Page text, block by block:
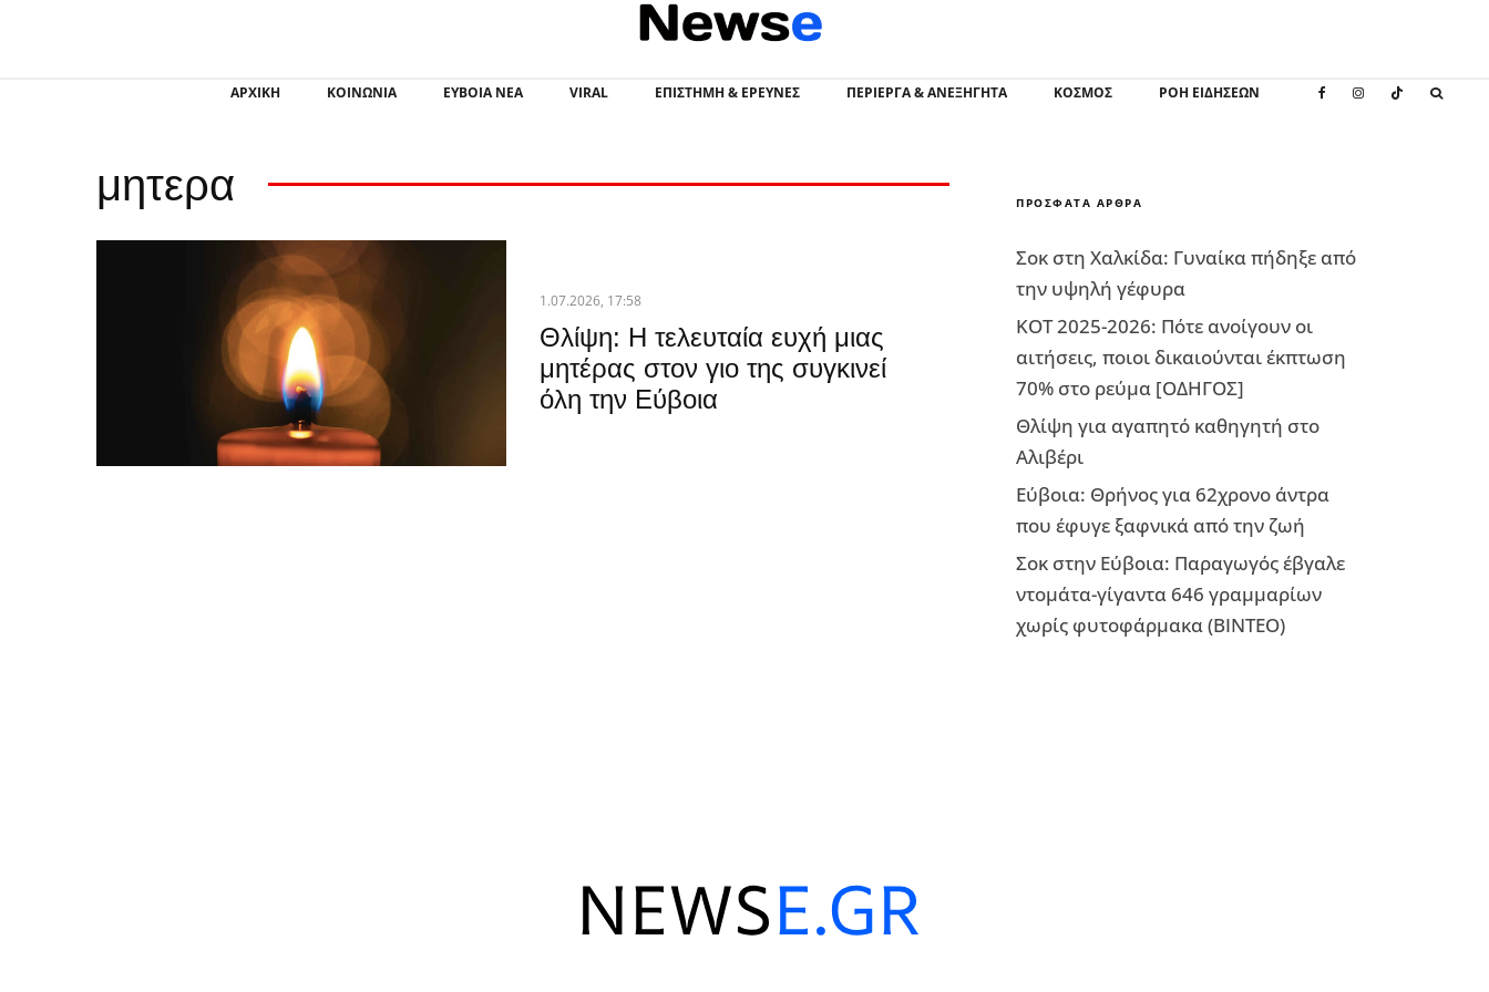
ΑΡΧΙΚΗ
ΚΟΙΝΩΝΙΑ ΕΥΒΟΙΑ ΝΕΑ VIRAL ΕΠΙΣΤΉΜΗ & ΈΡΕΥΝΕΣ ΠΕΡΊΕΡΓΑ & ΑΝΕΞΉΓΗΤΑ ΚΌΣΜΟΣ ΡΟΗ ΕΙΔΗΣΕΩΝ
μητερα
1.07.2026, 17:58
Θλίψη: Η τελευταία ευχή μιας
μητέρας στον γιο της συγκινεί
όλη την Εύβοια
ΠΡΌΣΦΑΤΑ ΆΡΘΡΑ
Σοκ στη Χαλκίδα: Γυναίκα πήδηξε από
την υψηλή γέφυρα
ΚΟΤ 2025-2026: Πότε ανοίγουν οι
αιτήσεις, ποιοι δικαιούνται έκπτωση
70% στο ρεύμα [ΟΔΗΓΟΣ]
Θλίψη για αγαπητό καθηγητή στο
Αλιβέρι
Εύβοια: Θρήνος για 62χρονο άντρα
που έφυγε ξαφνικά από την ζωή
Σοκ στην Εύβοια: Παραγωγός έβγαλε
ντομάτα-γίγαντα 646 γραμμαρίων
χωρίς φυτοφάρμακα (ΒΙΝΤΕΟ)